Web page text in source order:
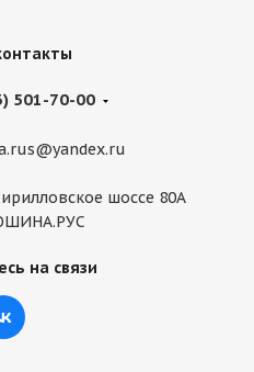
501-70-00
шоссе 80А
на связи